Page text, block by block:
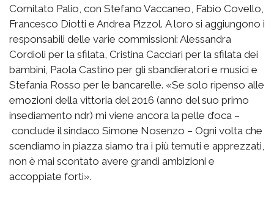
Comitato Palio, con Stefano Vaccaneo, Fabio Covello,
Francesco Diotti e Andrea Pizzol. A loro si aggiungono i
responsabili delle varie commissioni: Alessandra
Cordioli per la sfilata, Cristina Cacciari per la sfilata dei
bambini, Paola Castino per gli sbandieratori e musici e
Stefania Rosso per le bancarelle. «Se solo ripenso alle
emozioni della vittoria del 2016 (anno del suo primo
insediamento ndr) mi viene ancora la pelle d’oca –
conclude il sindaco Simone Nosenzo – Ogni volta che
scendiamo in piazza siamo tra i più temuti e apprezzati,
non è mai scontato avere grandi ambizioni e
accoppiate forti».